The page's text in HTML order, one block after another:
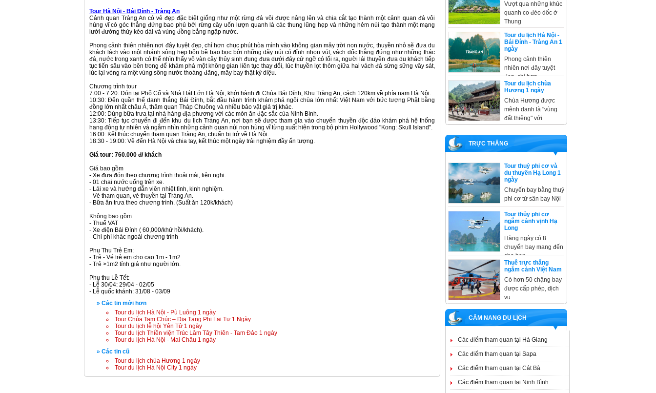
Tour Hà Nội - Bái Đính - Tràng An
Cảnh quan Tràng An có vẻ đẹp đặc biệt giống như một rừng đá vôi được nâng lên và chia cắt tạo thành một cảnh quan đá vôi
hùng vĩ có góc thẳng đứng bao phủ bởi rừng cây uốn lượn quanh là các thung lũng hẹp và những hẻm núi tạo thành một mạng
lưới đường thủy kéo dài và vùng đồng bằng ngập nước.
Phong cảnh thiên nhiên nơi đây tuyệt đẹp, chỉ hơn chục phút hòa mình vào không gian mây trời non nước, thuyền nhỏ sẽ đưa du
khách lách vào một nhánh sông hẹp bốn bề bao bọc bởi những dãy núi có đỉnh nhọn vút, vách dốc thẳng đứng như những thác
đá, nước trong xanh có thể nhìn thấy vô vàn cây thủy sinh đung đưa dưới đáy cứ ngỡ có lối ra, người lái thuyền đưa du khách tiếp
tục tiến sâu vào bên trong để khám phá một không gian liên tục thay đổi, lúc thuyền lọt thỏm giữa hai vách đá sừng sững vây sát,
lúc lại vòng ra một vùng sông nước thoáng đãng, mây bay thật kỳ diệu.
Chương trình tour
7:00 - 7:20: Đón tại Phố Cổ và Nhà Hát Lớn Hà Nội, khởi hành đi Chùa Bái Đính, Khu Tràng An, cách 120km về phía nam Hà Nội.
10:30: Đến quần thể danh thắng Bái Đính, bắt đầu hành trình khám phá ngôi chùa lớn nhất Việt Nam với bức tượng Phật bằng
đồng lớn nhất châu Á, thăm quan Tháp Chuông và nhiều bảo vật giá trị khác.
12:00: Dùng bữa trưa tại nhà hàng địa phương với các món ăn đặc sắc của Ninh Bình.
13:30: Tiếp tục chuyến đi đến khu du lịch Tràng An, nơi bạn sẽ được tham gia vào chuyến thuyền độc đáo khám phá hệ thống
hang động tự nhiên và ngắm nhìn những cảnh quan núi non hùng vĩ từng xuất hiện trong bộ phim Hollywood "Kong: Skull Island".
16:00: Kết thúc chuyến tham quan Tràng An, chuẩn bị trở về Hà Nội.
18:30 - 19:00: Về đến Hà Nội và chia tay, kết thúc một ngày trải nghiệm đầy ấn tượng.
Giá tour: 760.000 đ/ khách
Giá bao gồm
- Xe đưa đón theo chương trình thoải mái, tiện nghi.
- 01 chai nước uống trên xe.
- Lái xe và hướng dẫn viên nhiệt tình, kinh nghiệm.
- Vé tham quan, vé thuyền tại Tràng An.
- Bữa ăn trưa theo chương trình. (Suất ăn 120k/khách)
Không bao gồm
- Thuế VAT
- Xe điện Bái Đính ( 60,000/khứ hồi/khách).
- Chi phí khác ngoài chương trình
Phụ Thu Trẻ Em:
- Trẻ - Vé trẻ em cho cao 1m - 1m2.
- Trẻ >1m2 tính giá như người lớn.
Phụ thu Lễ Tết:
- Lễ 30/04: 29/04 - 02/05
- Lễ quốc khánh: 31/08 - 03/09
» Các tin mới hơn
Tour du lịch Hà Nội - Pù Luông 1 ngày
Tour Chùa Tam Chúc – Địa Tạng Phi Lai Tự 1 Ngày
Tour du lịch lễ hội Yên Tử 1 ngày
Tour du lịch Thiền viện Trúc Lâm Tây Thiên - Tam Đảo 1 ngày
Tour du lịch Hà Nội - Mai Châu 1 ngày
» Các tin cũ
Tour du lịch chùa Hương 1 ngày
Tour du lịch Hà Nội City 1 ngày
Vượt qua những khúc
quanh co đèo dốc ở
Thung
Tour du lịch Hà Nội -
Bái Đính - Tràng An 1
ngày
Phong cảnh thiên
nhiên nơi đây tuyệt
đẹp, chỉ hơn
Tour du lịch chùa
Hương 1 ngày
Chùa Hương được
mệnh danh là "vùng
đất thiêng" với
TRỰC THĂNG
Tour thuỷ phi cơ và
du thuyền Hạ Long 1
ngày
Chuyến bay bằng thuỷ
phi cơ từ sân bay Nội
Tour thủy phi cơ
ngắm cảnh vịnh Hạ
Long
Hàng ngày có 8
chuyến bay mang đến
cho bạn
Thuê trực thăng
ngắm cảnh Việt Nam
Có hơn 50 chặng bay
được cấp phép, dịch
vụ
CẨM NANG DU LỊCH
Các điểm tham quan tại Hà Giang
Các điểm tham quan tại Sapa
Các điểm tham quan tại Cát Bà
Các điểm tham quan tại Ninh Bình